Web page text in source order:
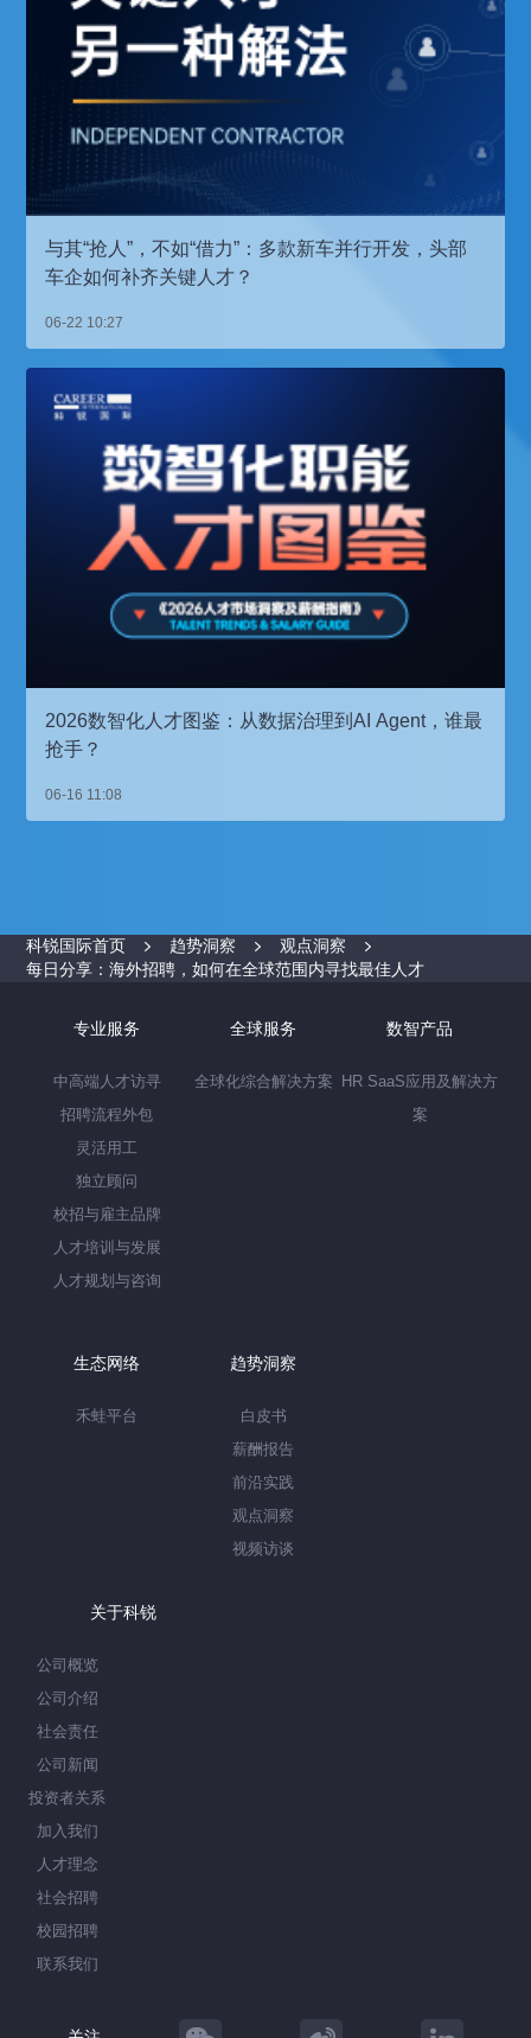
与其“抢人”，不如“借力”：多款新车并行开发，头部
车企如何补齐关键人才？
06-22 10:27
2026数智化人才图鉴：从数据治理到AI Agent，谁最
抢手？
06-16 11:08
科锐国际首页 趋势洞察
观点洞察
每日分享：海外招聘，如何在全球范围内寻找最佳人才
专业服务
中高端人才访寻
招聘流程外包
灵活用工
独立顾问
校招与雇主品牌
人才培训与发展
人才规划与咨询
全球服务
全球化综合解决方案
数智产品
HR SaaS应用及解决方
案
生态网络
禾蛙平台
趋势洞察
白皮书
薪酬报告
前沿实践
观点洞察
视频访谈
关于科锐
公司概览
公司介绍
社会责任
公司新闻
投资者关系
加入我们
人才理念
社会招聘
校园招聘
联系我们